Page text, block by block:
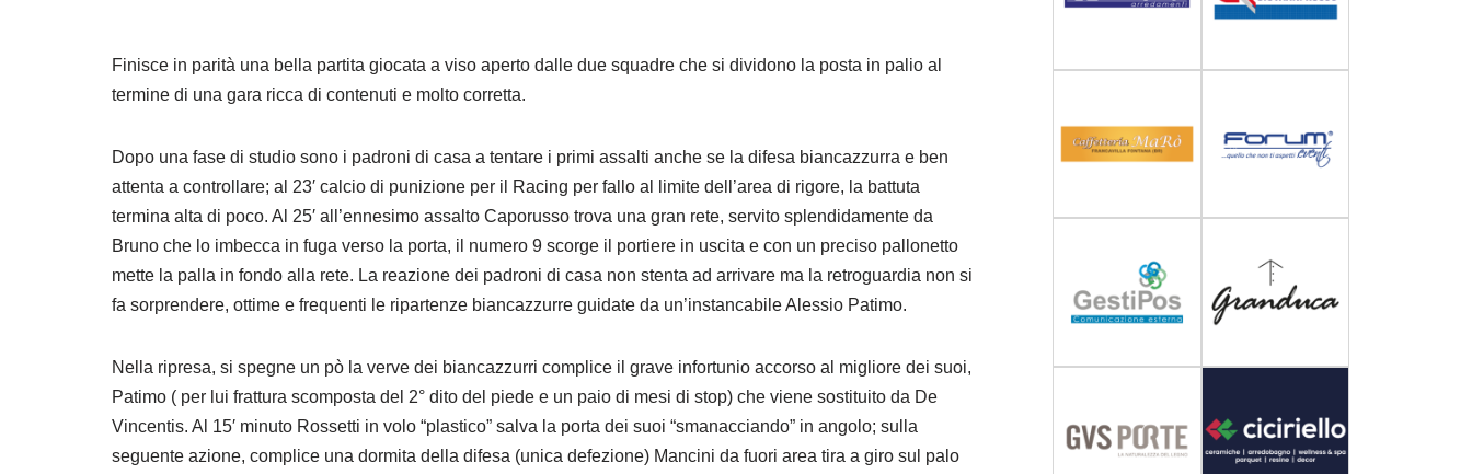
Finisce in parità una bella partita giocata a viso aperto dalle due squadre che si dividono la posta in palio al
termine di una gara ricca di contenuti e molto corretta.
Dopo una fase di studio sono i padroni di casa a tentare i primi assalti anche se la difesa biancazzurra e ben
attenta a controllare; al 23′ calcio di punizione per il Racing per fallo al limite dell’area di rigore, la battuta
termina alta di poco. Al 25′ all’ennesimo assalto Caporusso trova una gran rete, servito splendidamente da
Bruno che lo imbecca in fuga verso la porta, il numero 9 scorge il portiere in uscita e con un preciso pallonetto
mette la palla in fondo alla rete. La reazione dei padroni di casa non stenta ad arrivare ma la retroguardia non si
fa sorprendere, ottime e frequenti le ripartenze biancazzurre guidate da un’instancabile Alessio Patimo.
Nella ripresa, si spegne un pò la verve dei biancazzurri complice il grave infortunio accorso al migliore dei suoi,
Patimo ( per lui frattura scomposta del 2° dito del piede e un paio di mesi di stop) che viene sostituito da De
Vincentis. Al 15′ minuto Rossetti in volo “plastico” salva la porta dei suoi “smanacciando” in angolo; sulla
seguente azione, complice una dormita della difesa (unica defezione) Mancini da fuori area tira a giro sul palo